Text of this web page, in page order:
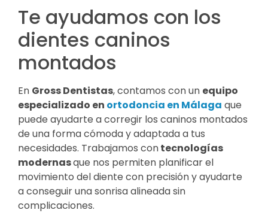
Te ayudamos con los
dientes caninos
montados
En Gross Dentistas, contamos con un equipo
especializado en ortodoncia en Málaga que
puede ayudarte a corregir los caninos montados
de una forma cómoda y adaptada a tus
necesidades. Trabajamos contecnologías
modernasque nos permiten planificar el
movimiento del diente con precisión y ayudarte
a conseguir una sonrisa alineada sin
complicaciones.